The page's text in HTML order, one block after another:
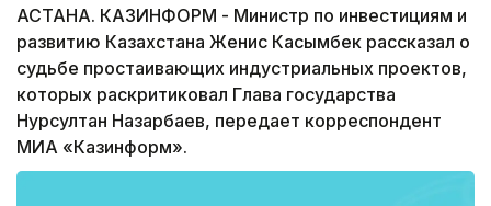
АСТАНА. КАЗИНФОРМ - Министр по инвестициям и
развитию Казахстана Женис Касымбек рассказал о
судьбе простаивающих индустриальных проектов,
которых раскритиковал Глава государства
Нурсултан Назарбаев, передает корреспондент
МИА «Казинформ».